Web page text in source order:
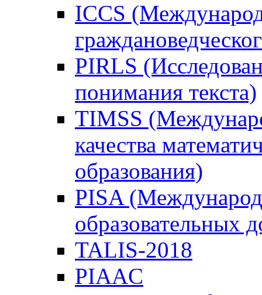
ICCS
PIRLS
понимания текста)
TIMSS
качества
образования)
PISA
образовательных
TALIS-2018
PIAAC